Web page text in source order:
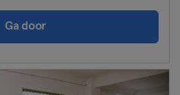
Ga door